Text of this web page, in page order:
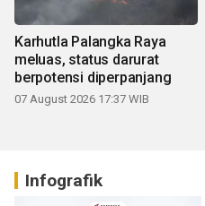
Karhutla Palangka Raya
meluas, status darurat
berpotensi diperpanjang
07 August 2026 17:37 WIB
Infografik